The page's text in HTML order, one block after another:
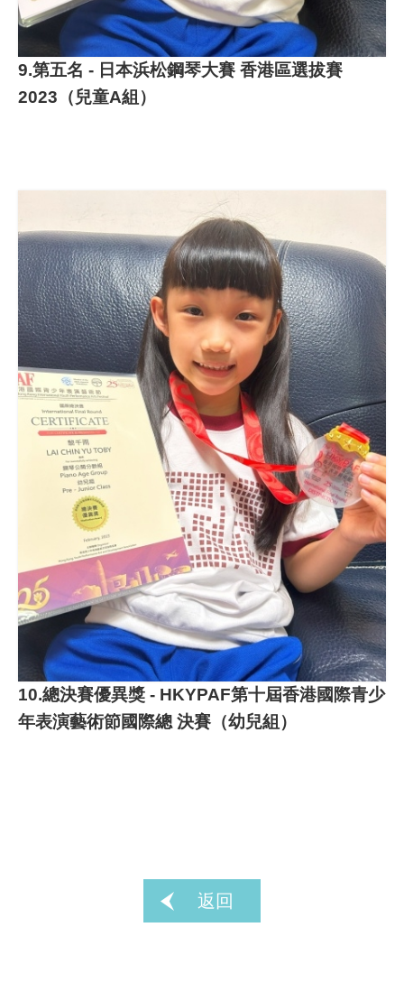
9.第五名 - 日本浜松鋼琴大賽 香港區選拔賽
2023（兒童A組）
10.總決賽優異獎 - HKYPAF第十屆香港國際青少
年表演藝術節國際總 決賽（幼兒組）
返回